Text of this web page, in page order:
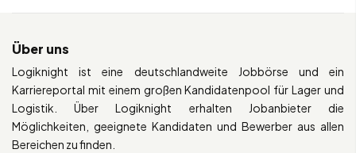
Über uns
Logiknight ist eine deutschlandweite Jobbörse und ein
Karriereportal mit einem großen Kandidatenpool für Lager und
Logistik. Über Logiknight erhalten Jobanbieter die
Möglichkeiten, geeignete Kandidaten und Bewerber aus allen
Bereichen zu finden.